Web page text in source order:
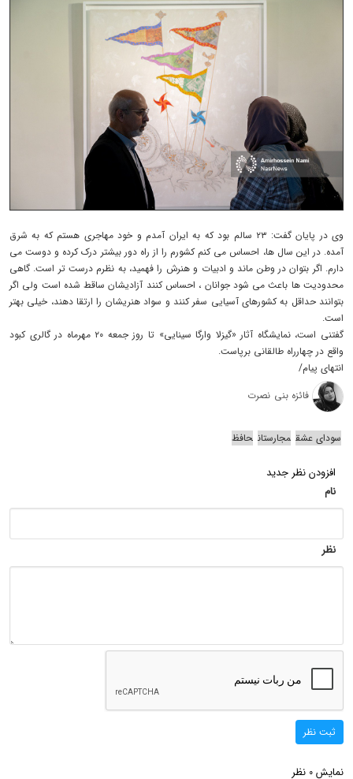
وی در پایان گفت: ۲۳ سالم بود که به ایران آمدم و خود مهاجری هستم که به شرق
آمده. در این سال ها، احساس می کنم کشورم را از راه دور بیشتر درک کرده و دوست می
دارم. اگر بتوان در وطن ماند و ادبیات و هنرش را فهمید، به نظرم درست تر است. گاهی
محدودیت ها باعث می شود جوانان ، احساس کنند آزادیشان ساقط شده است ولی اگر
بتوانند حداقل به کشورهای آسیایی سفر کنند و سواد هنریشان را ارتقا دهند، خیلی بهتر
است.
گفتنی است، نمایشگاه آثار «گیزلا وارگا سینایی» تا روز جمعه ۲۰ مهرماه در گالری کبود
واقع در چهارراه طالقانی برپاست.
انتهای پیام/
فائزه بنی نصرت
سودای عشق مجارستان حافظ
افزودن نظر جدید
نام
نظر
ثبت نظر
نمایش 0 نظر